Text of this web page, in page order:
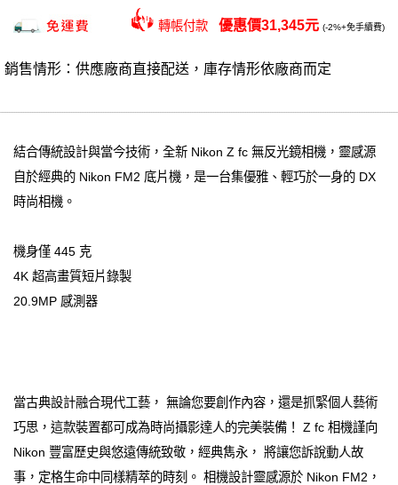
轉帳付款 優惠價31,345元 (-2%+免手續費)
銷售情形：供應廠商直接配送，庫存情形依廠商而定
結合傳統設計與當今技術，全新 Nikon Z fc 無反光鏡相機，靈感源
自於經典的 Nikon FM2 底片機，是一台集優雅、輕巧於一身的 DX
時尚相機。
機身僅 445 克
4K 超高畫質短片錄製
20.9MP 感測器
當古典設計融合現代工藝， 無論您要創作內容，還是抓緊個人藝術
巧思，這款裝置都可成為時尚攝影達人的完美裝備！ Z fc 相機謹向
Nikon 豐富歷史與悠遠傳統致敬，經典雋永， 將讓您訴說動人故
事，定格生命中同樣精萃的時刻。 相機設計靈感源於 Nikon FM2，